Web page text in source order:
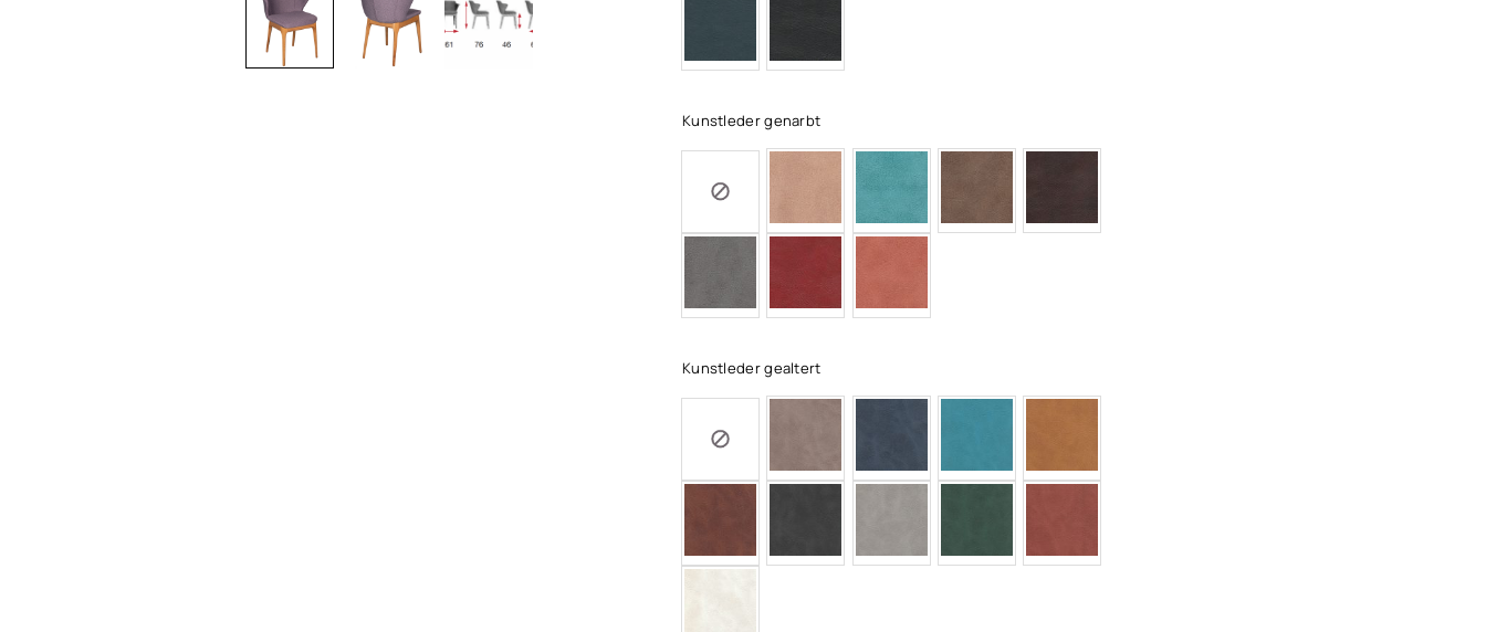
Kunstleder genarbt
Kunstleder gealtert